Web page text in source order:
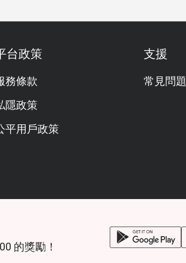
台政策
務條款
隱政策
平用戶政策
支援
常見問題
的獎勵！